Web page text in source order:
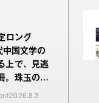
ロング
中国文学の
上で、見逃
。珠玉の編
の如く山の
2026.8.3